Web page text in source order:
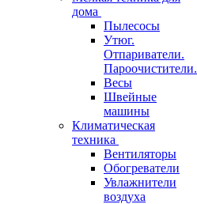
дома
Пылесосы
Утюг.
Отпариватели.
Пароочистители.
Весы
Швейные
машины
Климатическая
техника
Вентиляторы
Обогреватели
Увлажнители
воздуха